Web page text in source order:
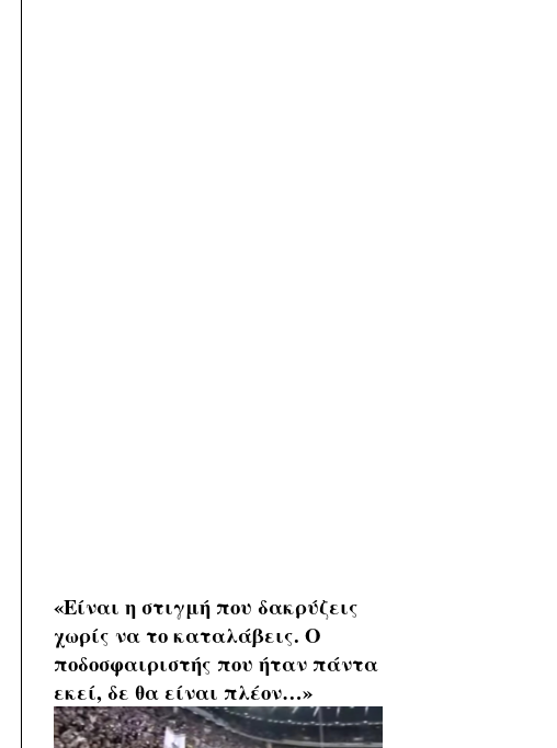
«Είναι η στιγμή που δακρύζεις
χωρίς να το καταλάβεις. Ο
ποδοσφαιριστής που ήταν πάντα
εκεί, δε θα είναι πλέον…»